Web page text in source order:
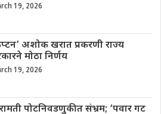
19, 2026
अशोक खरात प्रकरणी राज्य
मोठा निर्णय
19, 2026
पोटनिवडणुकीत संभ्रम; ‘पवार गट